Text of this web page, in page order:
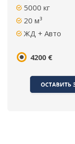
5000 кг
20 м³
ЖД + Авто
4200 €